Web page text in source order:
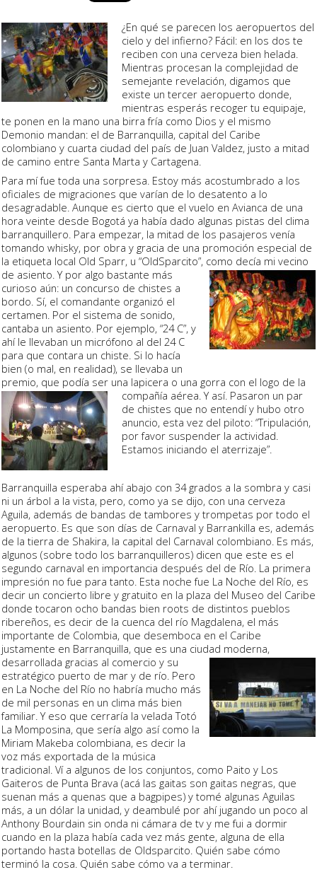
¿En qué se parecen los aeropuertos del
cielo y del infierno? Fácil: en los dos te
reciben con una cerveza bien helada.
Mientras procesan la complejidad de
semejante revelación, digamos que
existe un tercer aeropuerto donde,
mientras esperás recoger tu equipaje,
te ponen en la mano una birra fría como Dios y el mismo
Demonio mandan: el de Barranquilla, capital del Caribe
colombiano y cuarta ciudad del país de Juan Valdez, justo a mitad
de camino entre Santa Marta y Cartagena.
Para mí fue toda una sorpresa. Estoy más acostumbrado a los
oficiales de migraciones que varían de lo desatento a lo
desagradable. Aunque es cierto que el vuelo en Avianca de una
hora veinte desde Bogotá ya había dado algunas pistas del clima
barranquillero. Para empezar, la mitad de los pasajeros venía
tomando whisky, por obra y gracia de una promoción especial de
la etiqueta local Old Sparr, u “OldSparcito”, como decía mi vecino
de asiento. Y por algo bastante más
curioso aún: un concurso de chistes a
bordo. Sí, el comandante organizó el
certamen. Por el sistema de sonido,
cantaba un asiento. Por ejemplo, “24 C”, y
ahí le llevaban un micrófono al del 24 C
para que contara un chiste. Si lo hacía
bien (o mal, en realidad), se llevaba un
premio, que podía ser una lapicera o una gorra con el logo de la
compañía aérea. Y así. Pasaron un par
de chistes que no entendí y hubo otro
anuncio, esta vez del piloto: “Tripulación,
por favor suspender la actividad.
Estamos iniciando el aterrizaje”.
Barranquilla esperaba ahí abajo con 34 grados a la sombra y casi
ni un árbol a la vista, pero, como ya se dijo, con una cerveza
Aguila, además de bandas de tambores y trompetas por todo el
aeropuerto. Es que son días de Carnaval y Barrankilla es, además
de la tierra de Shakira, la capital del Carnaval colombiano. Es más,
algunos (sobre todo los barranquilleros) dicen que este es el
segundo carnaval en importancia después del de Río. La primera
impresión no fue para tanto. Esta noche fue La Noche del Río, es
decir un concierto libre y gratuito en la plaza del Museo del Caribe
donde tocaron ocho bandas bien roots de distintos pueblos
ribereños, es decir de la cuenca del río Magdalena, el más
importante de Colombia, que desemboca en el Caribe
justamente en Barranquilla, que es una ciudad moderna,
desarrollada gracias al comercio y su
estratégico puerto de mar y de río. Pero
en La Noche del Río no habría mucho más
de mil personas en un clima más bien
familiar. Y eso que cerraría la veladaTotó
La Momposina, que sería algo así como la
Miriam Makeba colombiana, es decir la
voz más exportada de la música
tradicional. Ví a algunos de los conjuntos, como Paito y Los
Gaiteros de Punta Brava (acá las gaitas son gaitas negras, que
suenan más a quenas que a bagpipes) y tomé algunas Aguilas
más, a un dólar la unidad, y deambulé por ahí jugando un poco al
Anthony Bourdain sin onda ni cámara de tv y me fui a dormir
cuando en la plaza había cada vez más gente, alguna de ella
portando hasta botellas de Oldsparcito. Quién sabe cómo
terminó la cosa. Quién sabe cómo va a terminar.